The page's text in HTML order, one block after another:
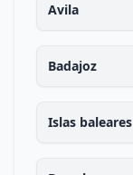
Avila
Badajoz
Islas baleares